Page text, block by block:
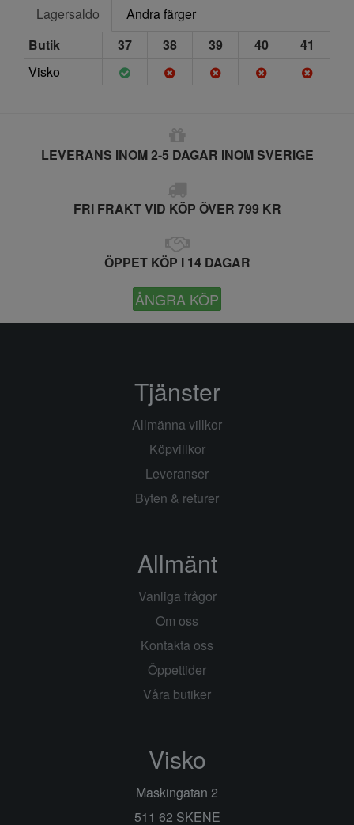
Lagersaldo
Andra färger
Butik
37 38 39 40
41
Visko
LEVERANS INOM 2-5 DAGAR INOM SVERIGE
FRI FRAKT VID KÖP ÖVER 799 KR
ÖPPET KÖP I 14 DAGAR
ÅNGRA KÖP
Tjänster
Allmänna villkor
Köpvillkor
Leveranser
Byten & returer
Allmänt
Vanliga frågor
Om oss
Kontakta oss
Öppettider
Våra butiker
Visko
Maskingatan 2
511 62 SKENE